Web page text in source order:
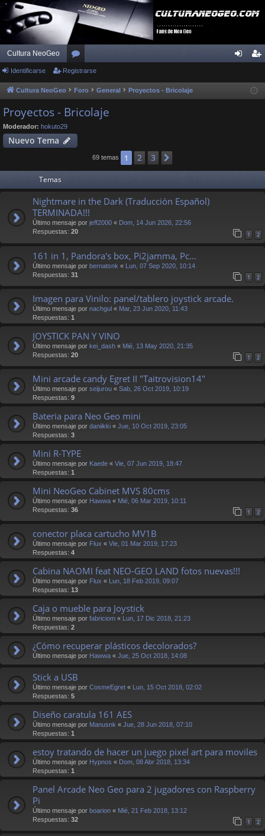
Cultura NeoGeo
or
os ist
Identificarse Registrarse
Cultura NeoGeo Foro General Proyectos - Bricolaje
Proyectos - Bricolaje
Moderador: hokuto29
Nuevo Tema
69 temas 1 2 3
Temas
Nightmare in the Dark (Traducción Español)
TERMINADA!!!
Último mensaje por jeff2000 « Dom, 14 Jun 2026, 22:56
Respuestas: 20 1 2
161 in 1, Pandora's box, Pi2jamma, Pc...
Último mensaje por bernatsnk « Lun, 07 Sep 2020, 10:14
Respuestas: 31 1 2
Imagen para Vinilo: panel/tablero joystick arcade.
Último mensaje por nachgul « Mar, 23 Jun 2020, 11:43
Respuestas: 1
JOYSTICK PAN Y VINO
Último mensaje por kei_dash « Mié, 13 May 2020, 21:35
Respuestas: 20 1 2
Mini arcade candy Egret II "Taitrovision14"
Último mensaje por seijurou « Sab, 26 Oct 2019, 10:19
Respuestas: 9
Bateria para Neo Geo mini
Último mensaje por daniikki « Jue, 10 Oct 2019, 23:05
Respuestas: 3
Mini R-TYPE
Último mensaje por Kaede « Vie, 07 Jun 2019, 18:47
Respuestas: 1
Mini NeoGeo Cabinet MVS 80cms
Último mensaje por Hawwa « Mié, 06 Mar 2019, 10:11
Respuestas: 36 1 2
conector placa cartucho MV1B
Último mensaje por Flux « Vie, 01 Mar 2019, 17:23
Respuestas: 4
Cabina NAOMI feat NEO-GEO LAND fotos nuevas!!!
Último mensaje por Flux « Lun, 18 Feb 2019, 09:07
Respuestas: 13
Caja o mueble para Joystick
Último mensaje por fabriciom « Lun, 17 Dic 2018, 21:23
Respuestas: 2
¿Cómo recuperar plásticos decolorados?
Último mensaje por Hawwa « Jue, 25 Oct 2018, 14:08
Stick a USB
Último mensaje por CosmeEgret « Lun, 15 Oct 2018, 02:02
Respuestas: 5
Diseño caratula 161 AES
Último mensaje por Manusnk « Jue, 28 Jun 2018, 07:10
Respuestas: 1
estoy tratando de hacer un juego pixel art para moviles
Último mensaje por Hypnos « Dom, 08 Abr 2018, 13:34
Respuestas: 1
Panel Arcade Neo Geo para 2 jugadores con Raspberry
Pi
Último mensaje por boarion « Mié, 21 Feb 2018, 13:12
Respuestas: 32 1 2